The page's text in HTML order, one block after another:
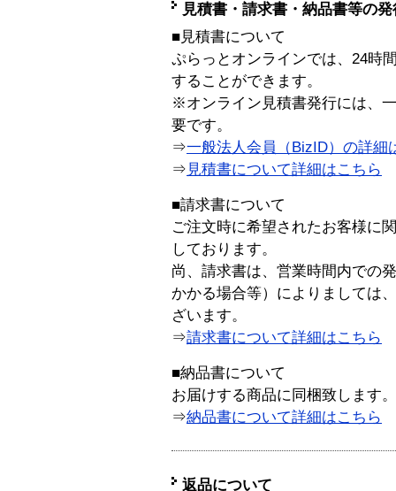
見積書・請求書・納品書等の
■見積書について
ぷらっとオンラインでは、24時
することができます。
※オンライン見積書発行には、
要です。
⇒一般法人会員（BizID）の詳細
⇒ 見積書について詳細はこちら
■請求書について
ご注文時に希望されたお客様に
しております。
尚、請求書は、営業時間内での
かかる場合等）によりましては
ざいます。
⇒請求書について詳細はこちら
■納品書について
お届けする商品に同梱致します。
⇒納品書について詳細はこちら
返品について